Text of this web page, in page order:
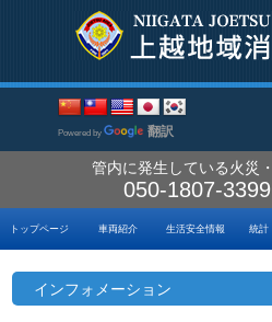
Powered by 翻訳
管内に発生している火災
050-1807-3399
トップページ 車両紹介 生活安全情報 統計
インフォメーション